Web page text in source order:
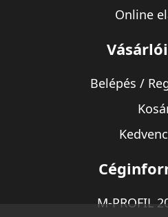
Online
Belépés /
M-PROFIL